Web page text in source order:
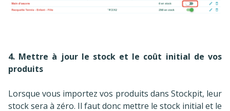
4. Mettre à jour le stock et le coût initial de vos
produits
Lorsque vous importez vos produits dans Stockpit, leur
stock sera à zéro. Il faut donc mettre le stock initial et le